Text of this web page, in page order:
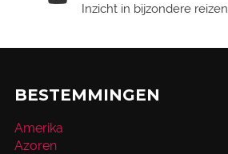
Inzicht in bijzondere reizen
BESTEMMINGEN
Amerika
Azoren